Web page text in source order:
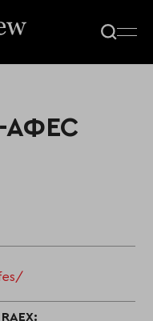
АФЕС